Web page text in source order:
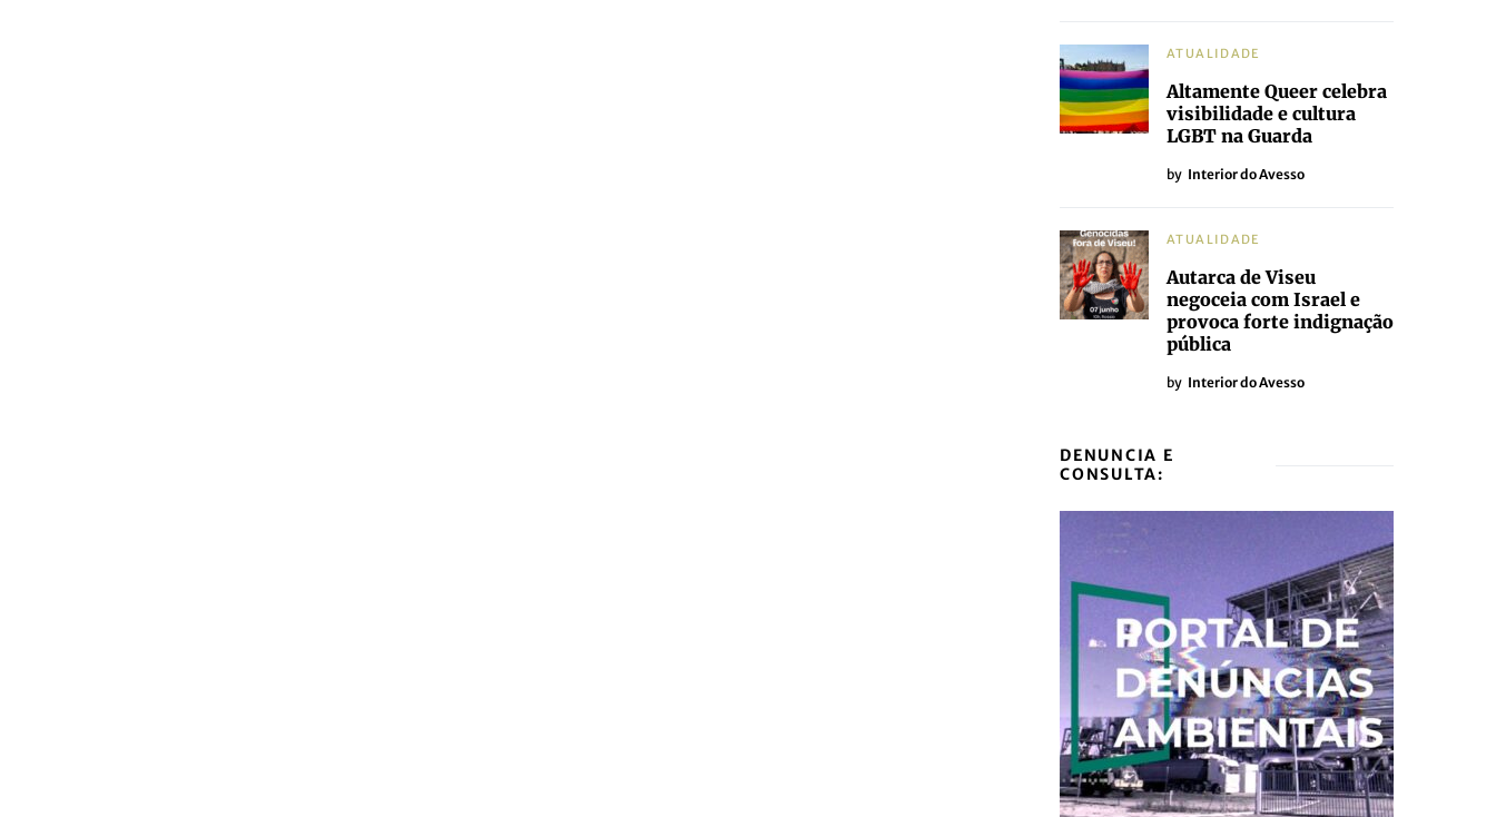
ATUALIDADE
Altamente Queer celebra
visibilidade e cultura
LGBT na Guarda
by Interior do Avesso
ATUALIDADE
Autarca de Viseu
negoceia com Israel e
provoca forte indignação
pública
by Interior do Avesso
DENUNCIA E
CONSULTA: